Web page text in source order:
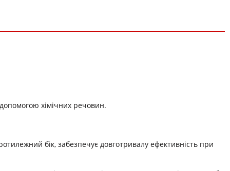
хімічних речовин.
бік, забезпечує довготривалу ефективність при